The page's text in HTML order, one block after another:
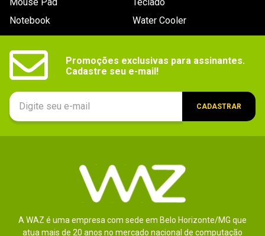
Notebook
Water Cooler
Promoções exclusivas para assinantes.
Cadastre seu e-mail!
CADASTRAR
A WAZ é uma empresa com sede em Belo Horizonte/MG que
atua mais de 20 anos no mercado nacional de computação